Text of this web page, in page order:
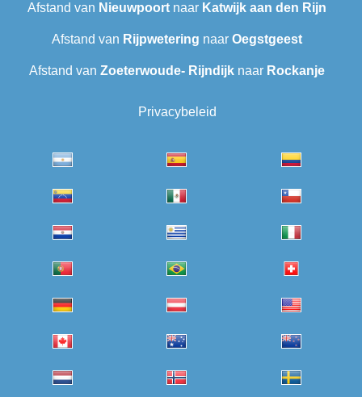
Afstand van Nieuwpoort naar Katwijk aan den Rijn
Afstand van Rijpwetering naar Oegstgeest
Afstand van Zoeterwoude- Rijndijk naar Rockanje
Privacybeleid